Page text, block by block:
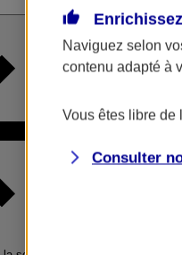
Naviguez selon
contenu adapté à
Vous êtes libre de
Consulter